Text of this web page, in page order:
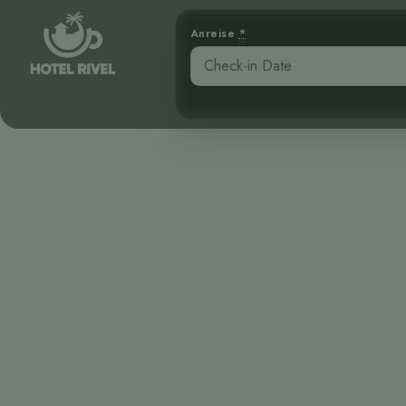
Anreise *